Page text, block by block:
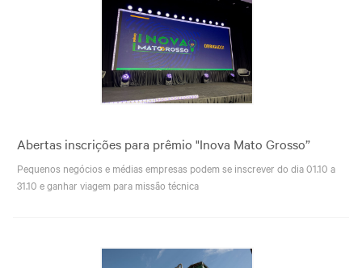
Abertas inscrições para prêmio "Inova Mato Grosso”
Pequenos negócios e médias empresas podem se inscrever do dia 01.10 a
31.10 e ganhar viagem para missão técnica